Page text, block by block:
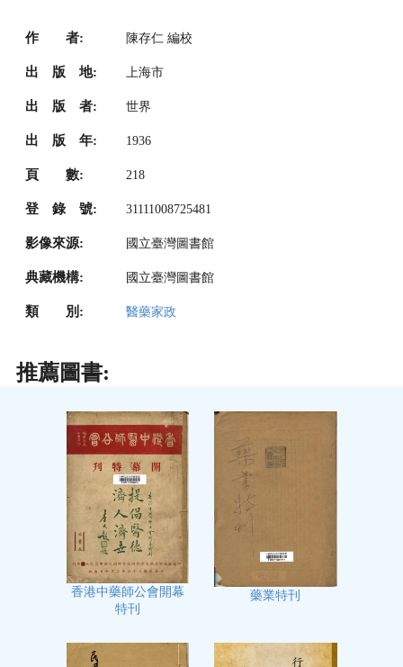
作 者: 陳存仁 編校
出 版 地: 上海市
出 版 者: 世界
出 版 年: 1936
頁 數: 218
登 錄 號: 31111008725481
影像來源: 國立臺灣圖書館
典藏機構: 國立臺灣圖書館
類 別: 醫藥家政
推薦圖書:
香港中藥師公會開幕
特刊
藥業特刊